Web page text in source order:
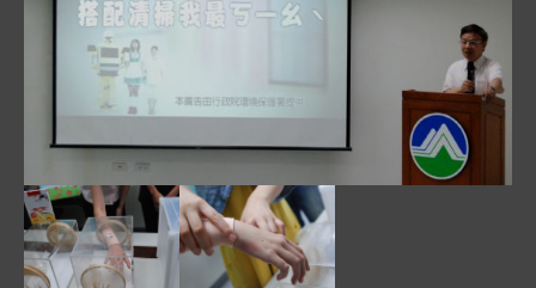
圖片說明：DSC_0024.JPG